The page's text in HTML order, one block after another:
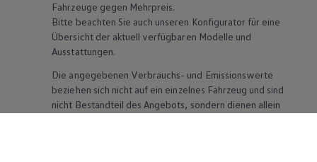
Fahrzeuge gegen Mehrpreis.
Bitte beachten Sie auch unseren Konfigurator für eine
Übersicht der aktuell verfügbaren Modelle und
Ausstattungen.
Die angegebenen Verbrauchs- und Emissionswerte
beziehen sich nicht auf ein einzelnes Fahrzeug und sind
nicht Bestandteil des Angebots, sondern dienen allein